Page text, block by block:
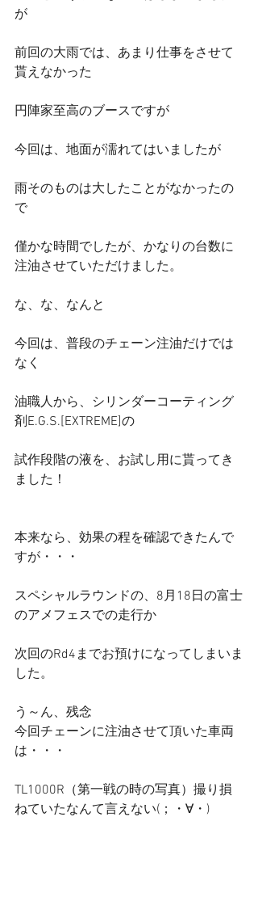
が
前回の大雨では、あまり仕事をさせて
貰えなかった
円陣家至高のブースですが
今回は、地面が濡れてはいましたが
雨そのものは大したことがなかったの
で
僅かな時間でしたが、かなりの台数に
注油させていただけました。
な、な、なんと
今回は、普段のチェーン注油だけでは
なく
油職人から、シリンダーコーティング
剤E.G.S.[EXTREME]の
試作段階の液を、お試し用に貰ってき
ました！
本来なら、効果の程を確認できたんで
すが・・・
スペシャルラウンドの、8月18日の富士
のアメフェスでの走行か
次回のRd4までお預けになってしまいま
した。
う～ん、残念
今回チェーンに注油させて頂いた車両
は・・・
TL1000R（第一戦の時の写真）撮り損
ねていたなんて言えない(；・∀・)